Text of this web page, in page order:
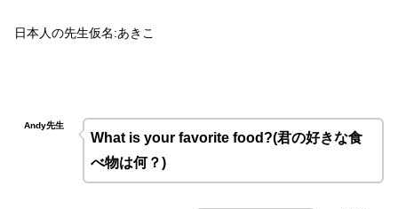
日本人の先生仮名:あきこ
Andy先生
What is your favorite food?(君の好きな食
べ物は何？)